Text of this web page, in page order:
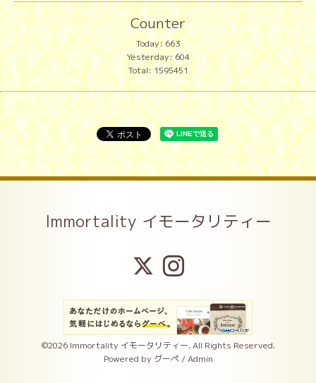
Counter
Today:663
Yesterday:604
Total:1595451
Immortality イモータリティー
©2026 Immortality イモータリティー. All Rights Reserved.
Powered by グーペ/Admin